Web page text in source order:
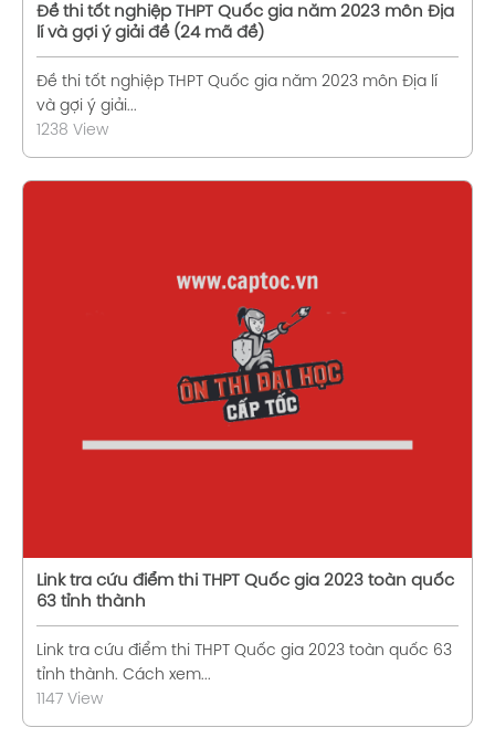
Đề thi tốt nghiệp THPT Quốc gia năm 2023 môn Địa
lí và gợi ý giải đề (24 mã đề)
Đề thi tốt nghiệp THPT Quốc gia năm 2023 môn Địa lí
và gợi ý giải...
1238 View
Xem chi tiết
Link tra cứu điểm thi THPT Quốc gia 2023 toàn quốc
63 tỉnh thành
Link tra cứu điểm thi THPT Quốc gia 2023 toàn quốc 63
tỉnh thành. Cách xem...
1147 View